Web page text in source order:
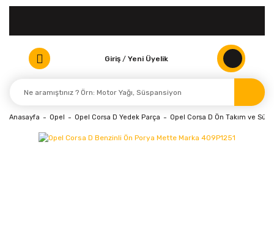
Giriş / Yeni Üyelik
Anasayfa Opel Opel Corsa D Yedek Parça Opel Corsa D Ön Takım ve